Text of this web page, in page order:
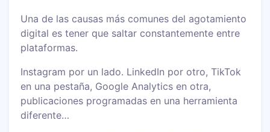
Una de las causas más comunes del agotamiento
digital es tener que saltar constantemente entre
plataformas.
Instagram por un lado. LinkedIn por otro, TikTok
en una pestaña, Google Analytics en otra,
publicaciones programadas en una herramienta
diferente…